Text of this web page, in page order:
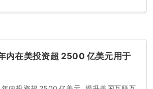
内在美投资超 2500 亿美元用于